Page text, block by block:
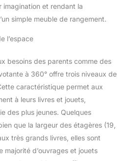
rangement bien organisé
des livres ou des jouets
Gain d’espace : La
bibliothèque d’angle
offre 4 niveaux de
rangement pour
s’intégrer dans la
chambre d'enfant, le
salon, le bureau à
domicile, etc. Haute
qualité & Sécurité : En
MDF de qualité E1 peint
par pulvérisation, la
petite bibliothèque est
imagination et rendant la
simple meuble de rangement.
l’espace
besoins des parents comme des
à 360° offre trois niveaux de
caractéristique permet aux
à leurs livres et jouets,
des plus jeunes. Quelques
que la largeur des étagères (19,
très grands livres, elles sont
majorité d’ouvrages et jouets